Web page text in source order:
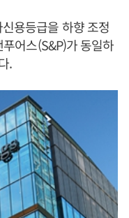
용등급을 하향 조정
어스(S&P)가 동일하
.